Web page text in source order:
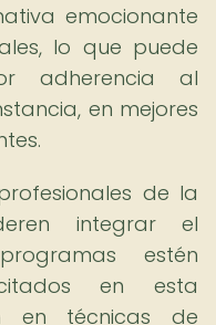
emocionante
lo que puede
adherencia al
en mejores
de la
integrar el
estén
en esta
en técnicas de